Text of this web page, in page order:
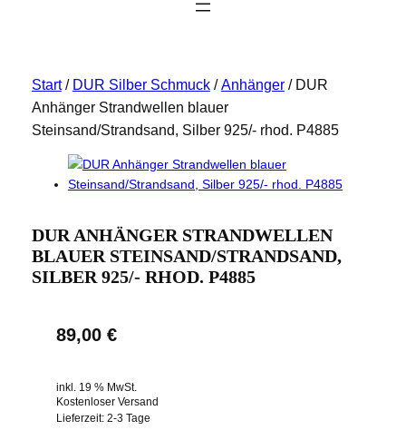
Start/ DUR Silber Schmuck/Anhänger/ DUR
Anhänger Strandwellen blauer
Steinsand/Strandsand, Silber 925/- rhod. P4885
DUR ANHÄNGER STRANDWELLEN
BLAUER STEINSAND/STRANDSAND,
SILBER 925/- RHOD. P4885
89,00 €
inkl. 19 % MwSt.
Kostenloser Versand
Lieferzeit: 2-3 Tage